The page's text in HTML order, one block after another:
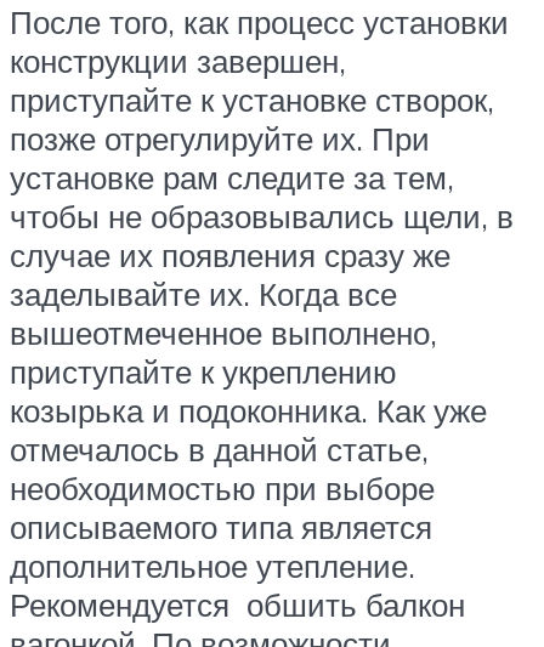
После того, как процесс установки
конструкции завершен,
приступайте к установке створок,
позже отрегулируйте их. При
установке рам следите за тем,
чтобы не образовывались щели, в
случае их появления сразу же
заделывайте их. Когда все
вышеотмеченное выполнено,
приступайте к укреплению
козырька и подоконника. Как уже
отмечалось в данной статье,
необходимостью при выборе
описываемого типа является
дополнительное утепление.
Рекомендуется обшить балкон